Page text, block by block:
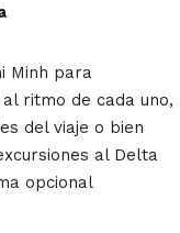
Minh para
ritmo de cada uno,
del viaje o bien
al Delta
opcional